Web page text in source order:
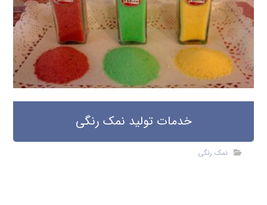
خدمات تولید نمک رنگی
نمک رنگی